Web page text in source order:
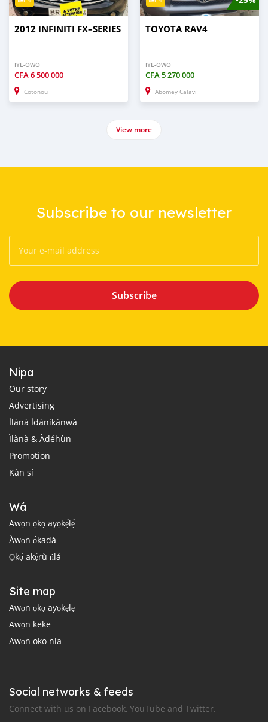
2012 INFINITI FX–SERIES
IYE-OWO
CFA6 500 000
Cotonou
TOYOTA RAV4
IYE-OWO
CFA5 270 000
Abomey Calavi
View more
Subscribe to our newsletter
Subscribe
Nipa
Our story
Advertising
Ìlànà Ìdàníkànwà
Ìlànà & Àdéhùn
Promotion
Kàn sí
Wá
Awọn ọkọ ayọkẹ́lẹ́
Àwọn ọ̀kadà
Ọkọ̀ akẹ́rù ńlá
Site map
Awọn ọkọ ayọkẹlẹ
Awọn keke
Awọn oko nla
Social networks & feeds
Connect with us on Facebook, YouTube and Twitter.